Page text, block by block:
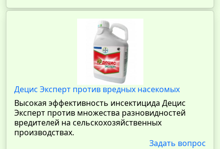
Децис Эксперт против вредных насекомых
Высокая эффективность инсектицида Децис
Эксперт против множества разновидностей
вредителей на сельскохозяйственных
производствах.
Задать вопрос